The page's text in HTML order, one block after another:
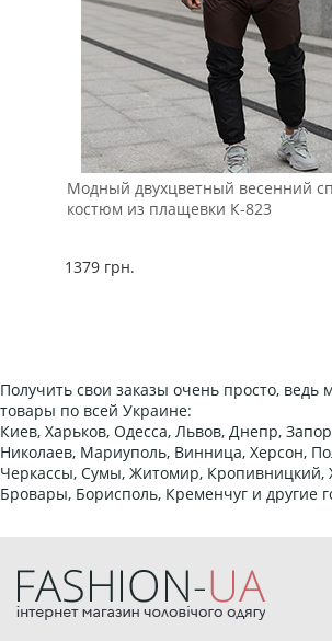
Модный двухцветный весенний
костюм из плащевки К-823
1379 грн.
Получить свои заказы очень просто, ведь
товары по всей Украине:
Киев, Харьков, Одесса, Львов, Днепр,
Николаев, Мариуполь, Винница, Херсон,
Черкассы, Сумы, Житомир, Кропивницкий,
Бровары, Борисполь, Кременчуг и другие